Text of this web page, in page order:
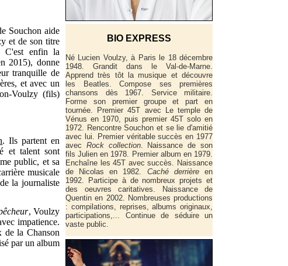
Souchon aide
et de son titre
C'est enfin la
2015), donne
tranquille de
et avec un
Voulzy (fils)
. Ils partent en
et talent sont
public, et sa
musicale
la journaliste
, Voulzy
impatience.
de la Chanson
par un album
BIO EXPRESS
Né Lucien Voulzy, à Paris le 18 décembre
1948. Grandit dans le Val-de-Marne.
Apprend très tôt la musique et découvre
les Beatles. Compose ses premières
chansons dès 1967. Service militaire.
Forme son premier groupe et part en
tournée. Premier 45T avec Le temple de
Vénus en 1970, puis premier 45T solo en
1972. Rencontre Souchon et se lie d'amitié
avec lui. Premier véritable succès en 1977
avec Rock collection. Naissance de son
fils Julien en 1978. Premier album en 1979.
Enchaîne les 45T avec succès. Naissance
de Nicolas en 1982. Caché derrièreen
1992. Participe à de nombreux projets et
des oeuvres caritatives. Naissance de
Quentin en 2002. Nombreuses productions
: compilations, reprises, albums originaux,
participations,... Continue de séduire un
vaste public.